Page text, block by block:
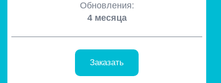
Обновления:
4 месяца
Заказать